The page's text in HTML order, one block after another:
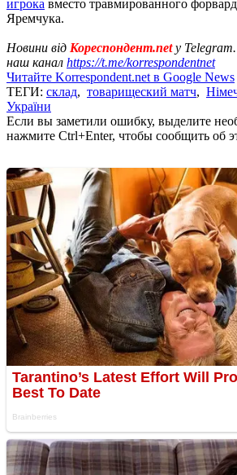
игрока вместо травмированного
Яремчука.
Новини від Кореспондент.netу
наш канал https://t.me/korrespondentnet
Читайте Korrespondent.net в Google News
ТЕГИ: склад, товарищеский матч,
України
Если вы заметили ошибку, выделите
нажмите Ctrl+Enter, чтобы сообщить об